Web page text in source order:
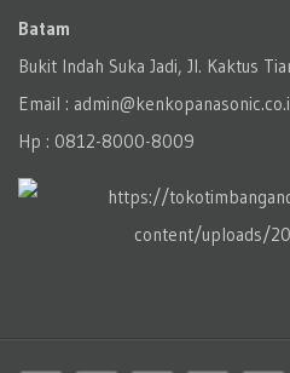
Batam
Bukit Indah Suka Jadi, Jl. Kaktus
Email :
Hp : 0812-8000-8009